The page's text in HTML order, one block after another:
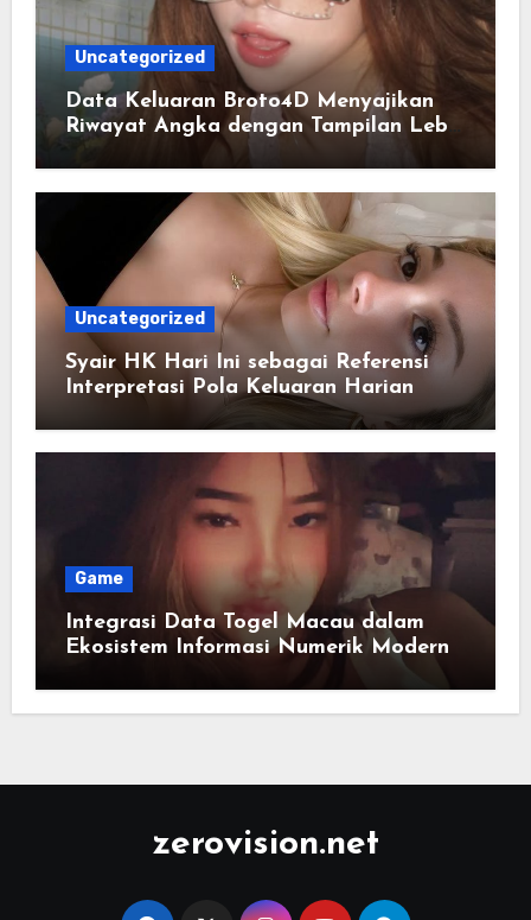
Uncategorized
Data Keluaran Broto4D Menyajikan
Riwayat Angka dengan Tampilan Lebih
Terstruktur
Uncategorized
Syair HK Hari Ini sebagai Referensi
Interpretasi Pola Keluaran Harian
Game
Integrasi Data Togel Macau dalam
Ekosistem Informasi Numerik Modern
zerovision.net